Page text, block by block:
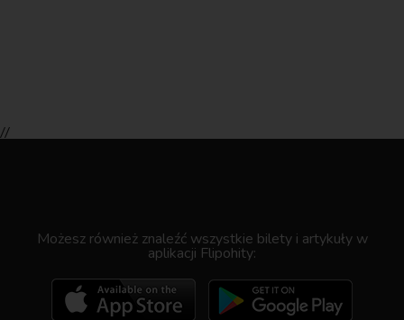
//
Możesz również znaleźć wszystkie bilety i artykuły w
aplikacji Flipohity: